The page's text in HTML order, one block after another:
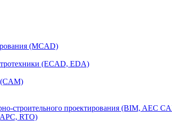
(MCAD)
(ECAD, EDA)
(CAM)
строительного проектирования (BIM, AEC
RTO)